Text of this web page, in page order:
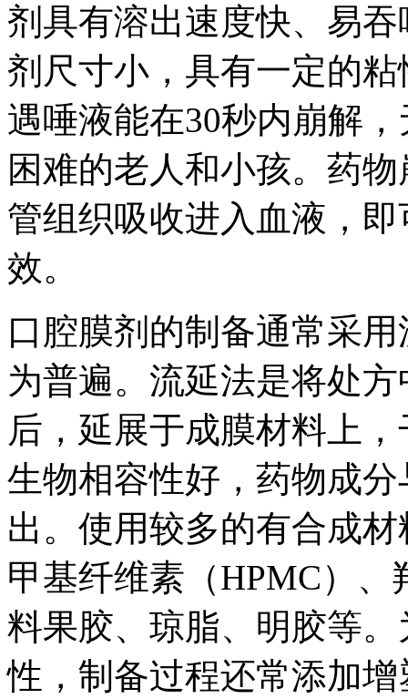
剂具有溶出速度快、易
剂尺寸小，具有一定的
遇唾液能在30秒内崩解
困难的老人和小孩。药
管组织吸收进入血液，
效。
口腔膜剂的制备通常采
为普遍。流延法是将处
后，延展于成膜材料上
生物相容性好，药物成
出。使用较多的有合成
甲基纤维素（HPMC）
料果胶、琼脂、明胶等
性，制备过程还常添加